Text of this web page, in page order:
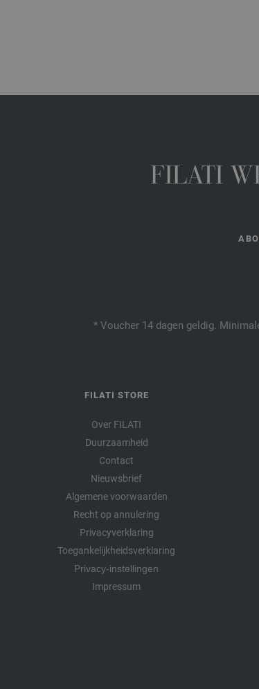
FILATI
* Voucher 14 dagen geldig.
FILATI STORE
Over FILATI
Duurzaamheid
Contact
Nieuwsbrief
Algemene voorwaarden
Recht op annulering
Privacyverklaring
Toegankelijkheidsverklaring
Privacy-instellingen
Impressum